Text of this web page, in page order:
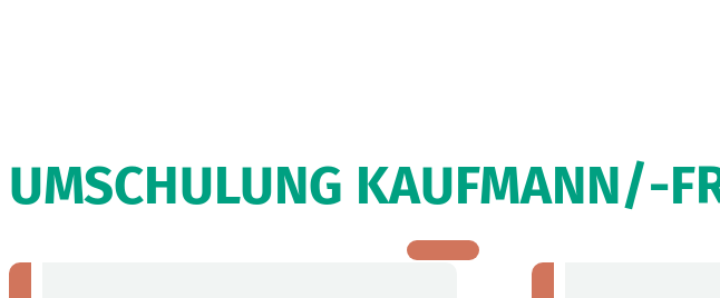
UMSCHULUNG KAUFMANN/-